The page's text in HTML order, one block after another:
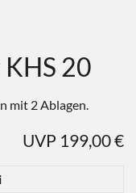
20
mit 2 Ablagen.
UVP 199,00 €